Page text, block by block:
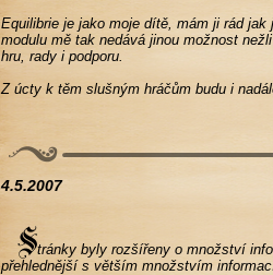
Equilibrie je jako moje dítě, mám ji rád
modulu mě tak nedává jinou možnost
hru, rady i podporu.
Z úcty k těm slušným hráčům budu i
4.5.2007
tránky byly rozšířeny o množství
přehlednější s větším množstvím